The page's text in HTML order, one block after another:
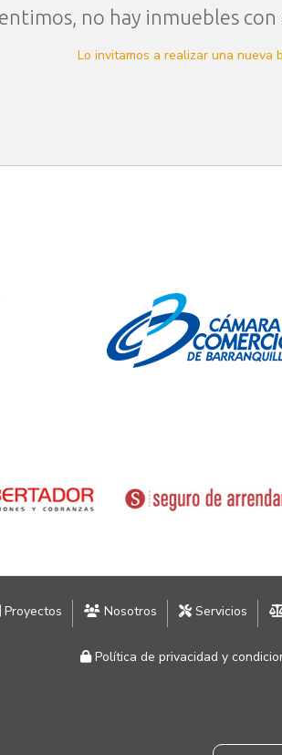
no hay inmuebles con
Lo invitamos a realizar una nueva
Proyectos Nosotros Servicios
Política de privacidad y